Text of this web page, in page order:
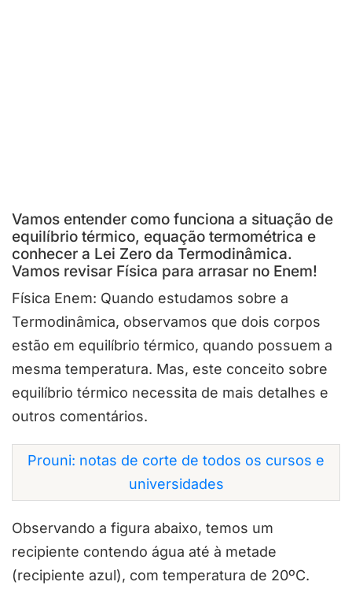
Vamos entender como funciona a situação de
equilíbrio térmico, equação termométrica e
conhecer a Lei Zero da Termodinâmica.
Vamos revisar Física para arrasar no Enem!
Física Enem: Quando estudamos sobre a
Termodinâmica, observamos que dois corpos
estão em equilíbrio térmico, quando possuem a
mesma temperatura. Mas, este conceito sobre
equilíbrio térmico necessita de mais detalhes e
outros comentários.
Prouni: notas de corte de todos os cursos e
universidades
Observando a figura abaixo, temos um
recipiente contendo água até à metade
(recipiente azul), com temperatura de 20ºC.